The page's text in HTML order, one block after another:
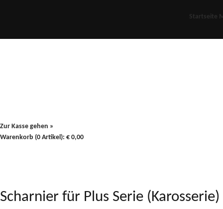
Startseite
Zur Kasse gehen »
Warenkorb (0 Artikel): € 0,00
Scharnier für Plus Serie